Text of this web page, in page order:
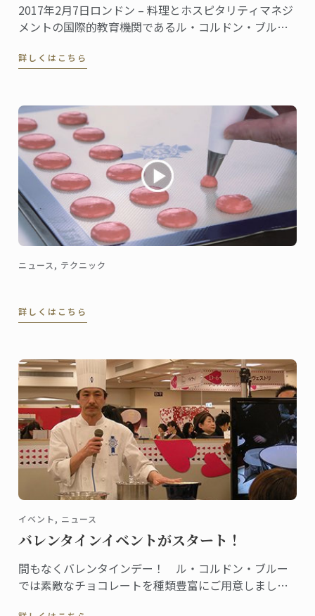
2017年2月7日ロンドン – 料理とホスピタリティマネジ
メントの国際的教育機関であるル・コルドン・ブルー
ジメントにおける経営管理学の学士課程を新設するこ
詳しくはこちら
ニュース, テクニック
詳しくはこちら
イベント, ニュース
バレンタインイベントがスタート！
間もなくバレンタインデー！ ル・コルドン・ブルー
では素敵なチョコレートを種類豊富にご用意しまし